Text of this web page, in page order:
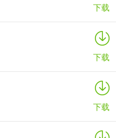
下载
下载
下载